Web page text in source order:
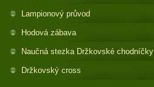
Lampionový průvod
Hodová zábava
Naučná stezka Držkovské chodníčky
Držkovský cross